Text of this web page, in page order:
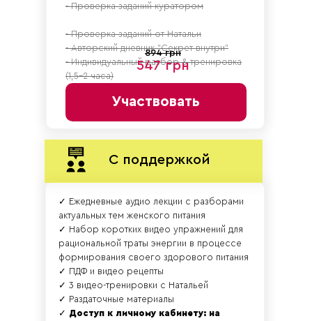
- Проверка заданий куратором
- Проверка заданий от Натальи
- Авторский дневник "Секрет внутри"
- Индивидуальный разбор & тренировка
(1,5-2 часа)
894 грн
547 грн
Участвовать
С поддержкой
✓ Ежедневные аудио лекции с разборами
актуальных тем женского питания
✓ Набор коротких видео упражнений для
рациональной траты энергии в процессе
формирования своего здорового питания
✓ ПДФ и видео рецепты
✓ 3 видео-тренировки с Натальей
✓ Раздаточные материалы
✓ Доступ к личному кабинету: на